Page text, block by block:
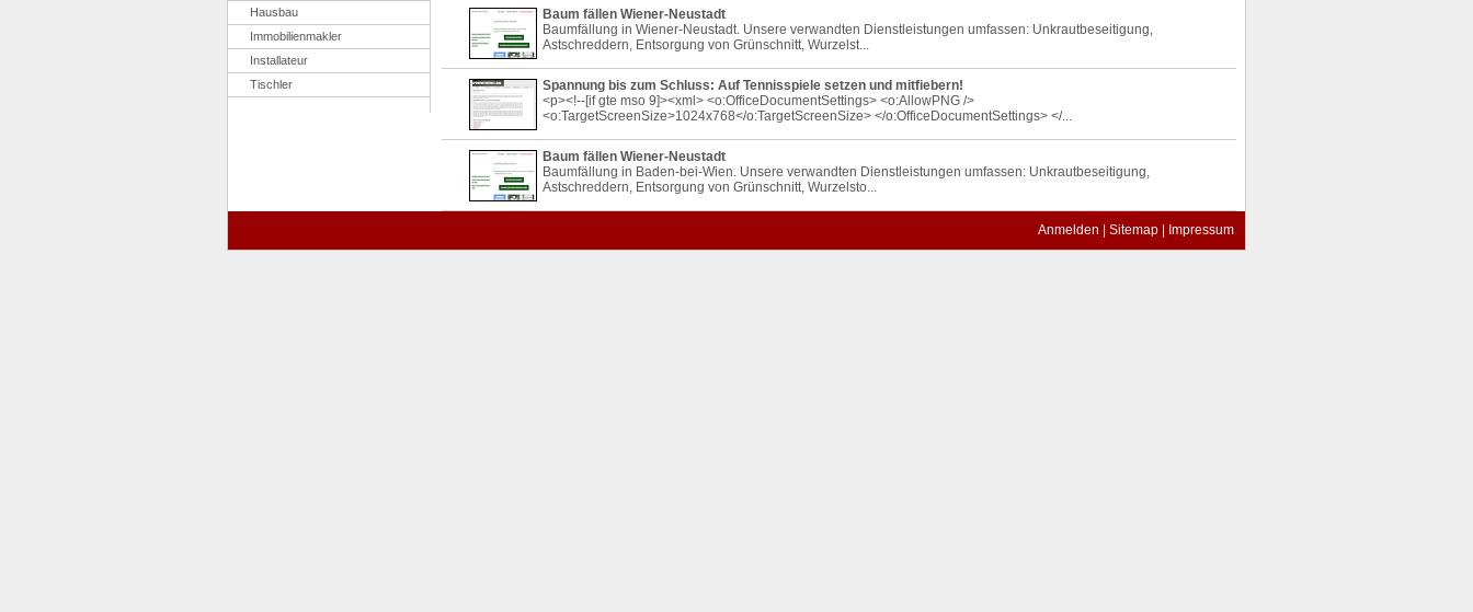
Hausbau
Immobilienmakler
Installateur
Tischler
Baum fällen Wiener-Neustadt
Baumfällung in Wiener-Neustadt. Unsere verwandten Dienstleistungen umfassen: Unkrautbeseitigung,
Astschreddern, Entsorgung von Grünschnitt, Wurzelst...
Spannung bis zum Schluss: Auf Tennisspiele setzen und mitfiebern!
<p><!--[if gte mso 9]><xml> <o:OfficeDocumentSettings> <o:AllowPNG />
<o:TargetScreenSize>1024x768</o:TargetScreenSize> </o:OfficeDocumentSettings> </...
Baum fällen Wiener-Neustadt
Baumfällung in Baden-bei-Wien. Unsere verwandten Dienstleistungen umfassen: Unkrautbeseitigung,
Astschreddern, Entsorgung von Grünschnitt, Wurzelsto...
Anmelden Sitemap Impressum